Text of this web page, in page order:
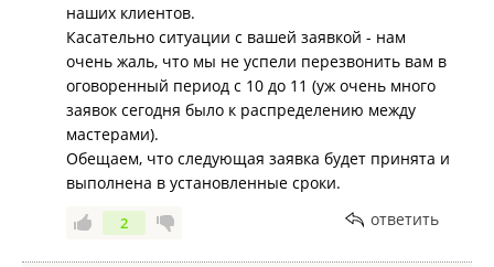
наших клиентов.
Касательно ситуации с вашей заявкой - нам
очень жаль, что мы не успели перезвонить вам в
оговоренный период с 10 до 11 (уж очень много
заявок сегодня было к распределению между
мастерами).
Обещаем, что следующая заявка будет принята и
выполнена в установленные сроки.
2 ответить